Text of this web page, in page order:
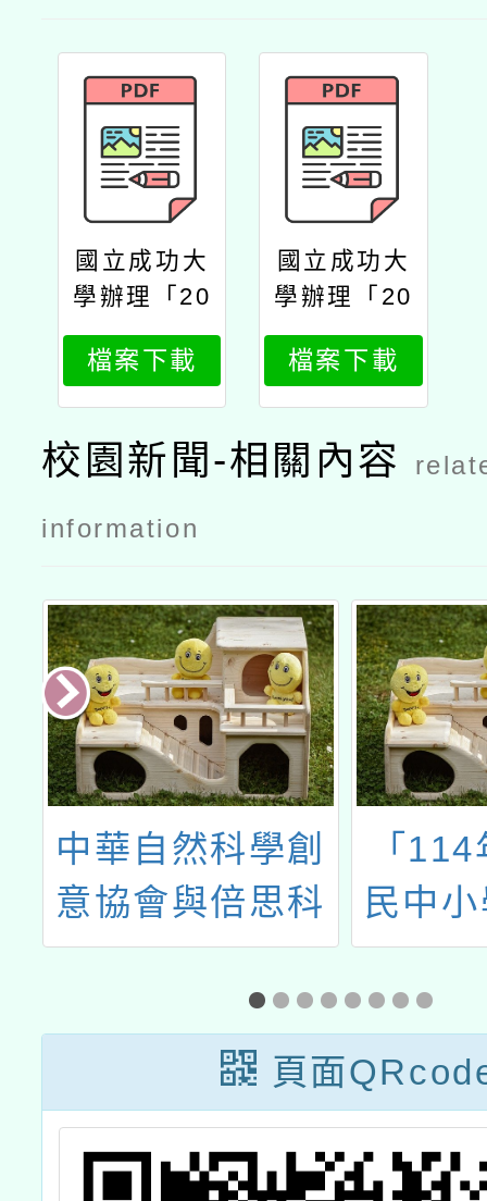
國立成功大
學辦理「20
25年春季全
民台語認
證」公文
檔案下載
國立成功大
學辦理「20
25年春季全
民台語認
證」報名簡
章
檔案下載
校園新聞-相關內容
information
中華自然科學創
意協會與倍思科
學實驗室共同主
辦「2024年暑假
科學夏令營」一
案
「
民中
學領
能力
中小
實驗
108課
頁面